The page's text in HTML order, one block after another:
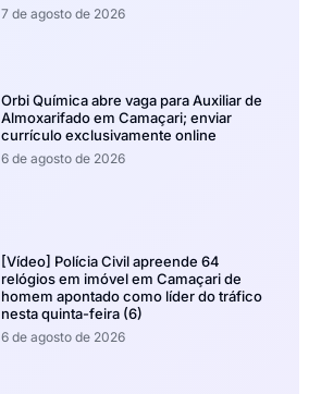
7 de agosto de 2026
Orbi Química abre vaga para Auxiliar de
Almoxarifado em Camaçari; enviar
currículo exclusivamente online
6 de agosto de 2026
[Vídeo] Polícia Civil apreende 64
relógios em imóvel em Camaçari de
homem apontado como líder do tráfico
nesta quinta-feira (6)
6 de agosto de 2026